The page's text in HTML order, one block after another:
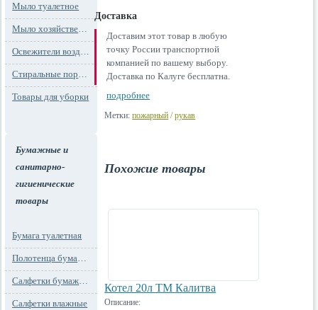
Мыло туалетное
Мыло хозяйственное
Освежители воздуха
Стиральные порошки
Товары для уборки
Бумажные и
санитарно-
гигиенические
товары
Бумага туалетная
Полотенца бумажные
Салфетки бумажные
Салфетки влажные
Доставка
Доставим этот товар в любую
точку России транспортной
компанией по вашему выбору.
Доставка по Калуге бесплатна.
подробнее
Метки: пожарный /рукав
Похожие товары
Котел 20л ТМ Калитва
Описание: